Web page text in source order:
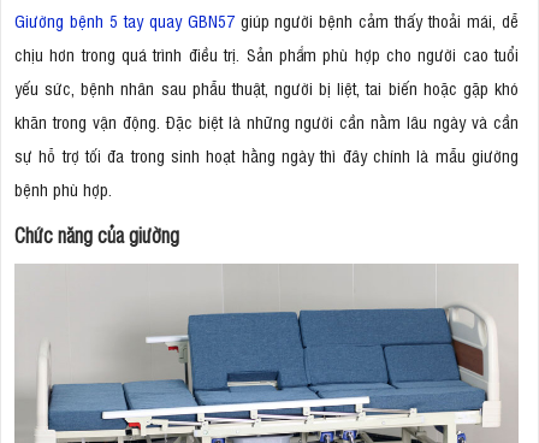
Giường bệnh 5 tay quay GBN57giúp người bệnh cảm thấy thoải mái, dễ
chịu hơn trong quá trình điều trị. Sản phẩm phù hợp cho người cao tuổi
yếu sức, bệnh nhân sau phẫu thuật, người bị liệt, tai biến hoặc gặp khó
khăn trong vận động. Đặc biệt là những người cần nằm lâu ngày và cần
sự hỗ trợ tối đa trong sinh hoạt hằng ngày thì đây chính là mẫu giường
bệnh phù hợp.
Chức năng của giường